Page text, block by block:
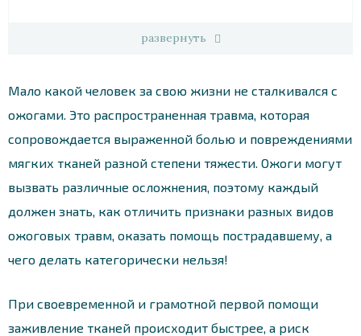
развернуть
Мало какой человек за свою жизни не сталкивался с
ожогами. Это распространенная травма, которая
сопровождается выраженной болью и повреждениями
мягких тканей разной степени тяжести. Ожоги могут
вызвать различные осложнения, поэтому каждый
должен знать, как отличить признаки разных видов
ожоговых травм, оказать помощь пострадавшему, а
чего делать категорически нельзя!
При своевременной и грамотной первой помощи
заживление тканей происходит быстрее, а риск